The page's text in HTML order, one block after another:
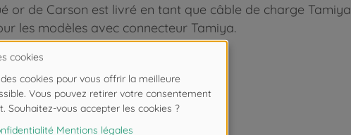
or de Carson est livré en tant que câble de charge
les modèles avec connecteur Tamiya.